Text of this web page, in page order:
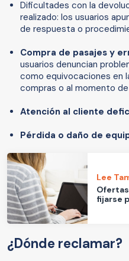
Dificultades con la
realizado: los usuarios
de respuesta o
Compra de pasajes y
usuarios denuncian
como equivocaciones en
compras o al momento
Atención al cliente
Pérdida o daño de
Lee
fijarse
¿Dónde reclamar?